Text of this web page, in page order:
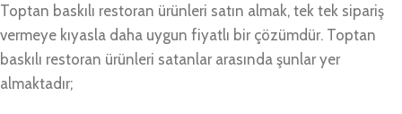
Toptan baskılı restoran ürünleri satın almak, tek tek sipariş
vermeye kıyasla daha uygun fiyatlı bir çözümdür. Toptan
baskılı restoran ürünleri satanlar arasında şunlar yer
almaktadır;